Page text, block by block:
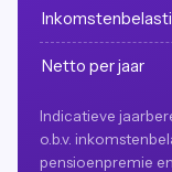
Netto per jaar
Indicatieve
o.b.v.
pensioenpremie